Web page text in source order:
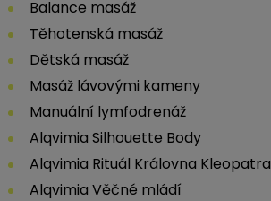
Balance masáž
Těhotenská masáž
Dětská masáž
Masáž lávovými kameny
Manuální lymfodrenáž
Alqvimia Silhouette Body
Alqvimia Rituál Královna Kleopatra
Alqvimia Věčné mládí